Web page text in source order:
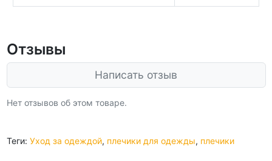
Отзывы
Написать отзыв
Нет отзывов об этом товаре.
Теги: Уход за одеждой, плечики для одежды, плечики